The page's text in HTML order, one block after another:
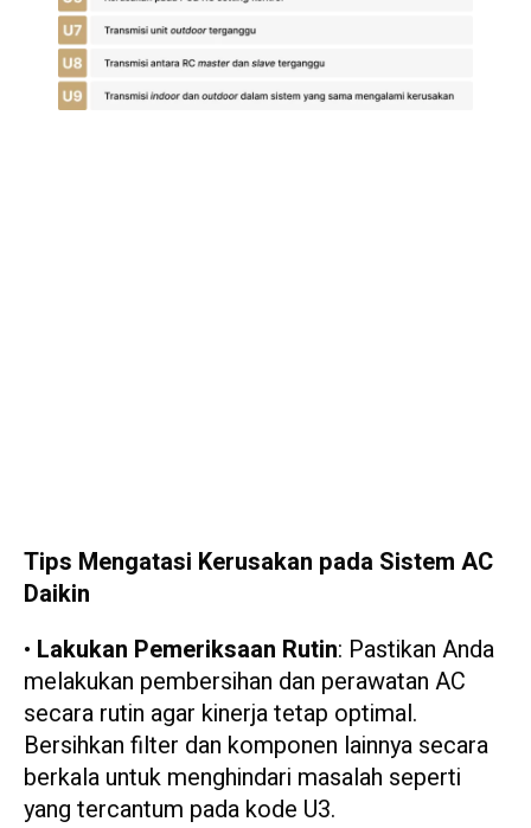
Tips Mengatasi Kerusakan pada Sistem AC
Daikin
• Lakukan Pemeriksaan Rutin: Pastikan Anda
melakukan pembersihan dan perawatan AC
secara rutin agar kinerja tetap optimal.
Bersihkan filter dan komponen lainnya secara
berkala untuk menghindari masalah seperti
yang tercantum pada kode U3.